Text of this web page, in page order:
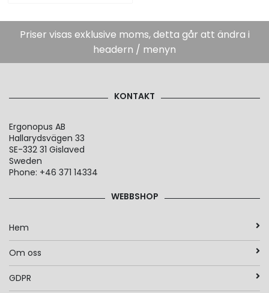
Priser visas exklusive moms, detta går att ändra i
headern / menyn
KONTAKT
Ergonopus AB
Hallarydsvägen 33
SE-332 31 Gislaved
Sweden
Phone: +46 371 14334
WEBBSHOP
Hem
Om oss
GDPR